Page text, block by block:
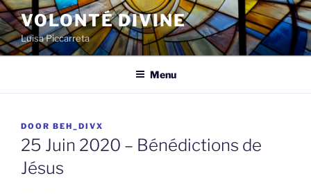
Spring
naar
de
inhoud
VOLONTÉ DIVINE
Luisa Piccarreta
Menu
GEPLAATST
OP
DOOR BEH_DIVX
25 Juin 2020 – Bénédictions de
Jésus